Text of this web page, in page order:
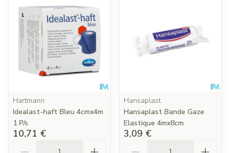
Hartmann
Idealast-haft Bleu 4cmx4m
1 P/s
10,71 €
Hansaplast
Hansaplast Bande Gaze
Elastique 4mx8cm
3,09 €